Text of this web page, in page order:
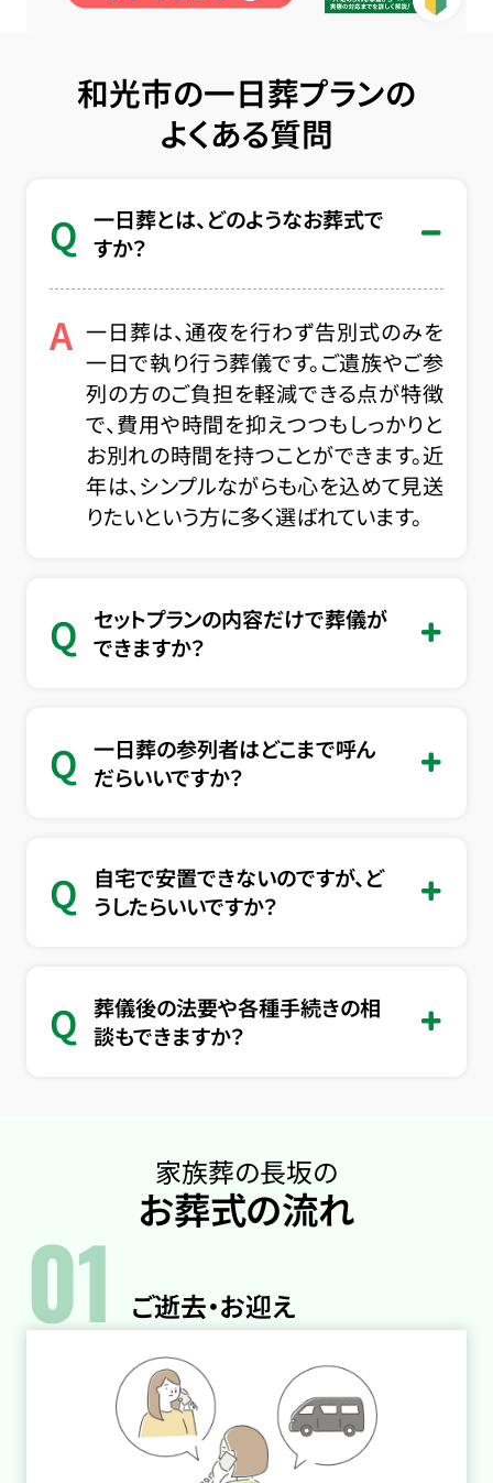
和光市の一日葬プランの
よくある質問
Q 一日葬とは、どのようなお葬式で
すか？
A 一日葬は、通夜を行わず告別式のみを
一日で執り行う葬儀です。ご遺族やご参
列の方のご負担を軽減できる点が特徴
で、費用や時間を抑えつつもしっかりと
お別れの時間を持つことができます。近
年は、シンプルながらも心を込めて見送
りたいという方に多く選ばれています。
Q
セットプランの内容だけで葬儀が
できますか？
Q 一日葬の参列者はどこまで呼ん
だらいいですか？
Q
自宅で安置できないのですが、ど
うしたらいいですか？
Q 葬儀後の法要や各種手続きの相
談もできますか？
家族葬の長坂の
お葬式の流れ
01 ご逝去・お迎え